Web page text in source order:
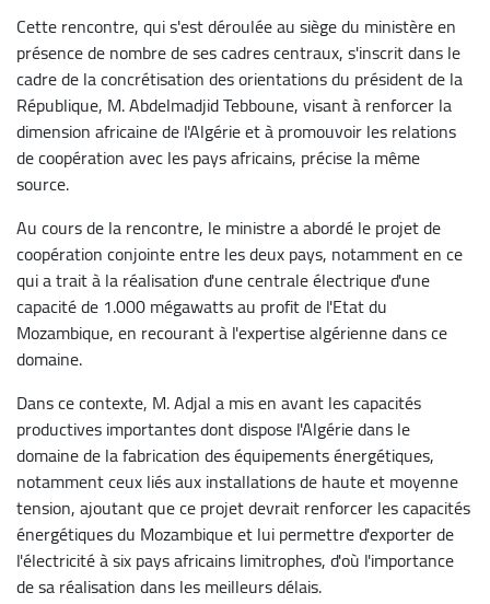
Cette rencontre, qui s'est déroulée au siège du ministère en
présence de nombre de ses cadres centraux, s'inscrit dans le
cadre de la concrétisation des orientations du président de la
République, M. Abdelmadjid Tebboune, visant à renforcer la
dimension africaine de l'Algérie et à promouvoir les relations
de coopération avec les pays africains, précise la même
source.
Au cours de la rencontre, le ministre a abordé le projet de
coopération conjointe entre les deux pays, notamment en ce
qui a trait à la réalisation d'une centrale électrique d'une
capacité de 1.000 mégawatts au profit de l'Etat du
Mozambique, en recourant à l'expertise algérienne dans ce
domaine.
Dans ce contexte, M. Adjal a mis en avant les capacités
productives importantes dont dispose l'Algérie dans le
domaine de la fabrication des équipements énergétiques,
notamment ceux liés aux installations de haute et moyenne
tension, ajoutant que ce projet devrait renforcer les capacités
énergétiques du Mozambique et lui permettre d'exporter de
l'électricité à six pays africains limitrophes, d'où l'importance
de sa réalisation dans les meilleurs délais.